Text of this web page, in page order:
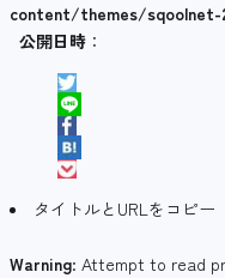
content/themes/sqoolnet-
公開日時 ：
タイトルとURLをコピー
Warning: Attempt to read